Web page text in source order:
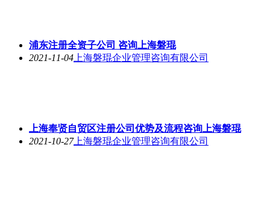
浦东注册全资子公司 咨询上海磐琨
2021-11-04 上海磐琨企业管理咨询有限公司
上海奉贤自贸区注册公司优势及流程咨询上海磐琨
2021-10-27上海磐琨企业管理咨询有限公司